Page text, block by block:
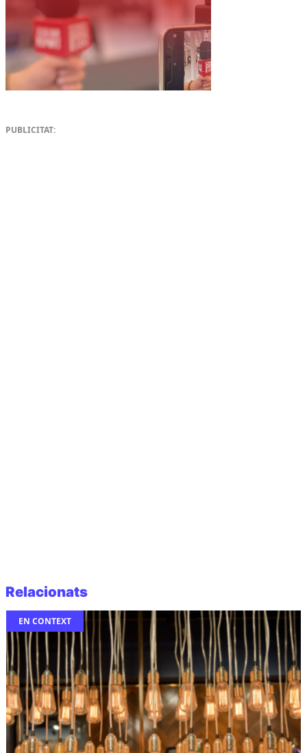
PUBLICITAT:
Relacionats
EN CONTEXT